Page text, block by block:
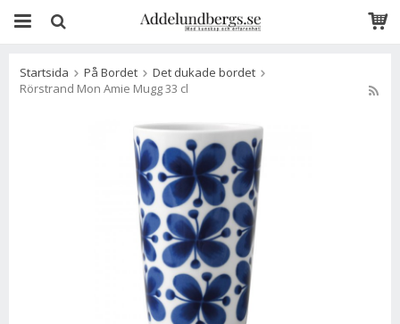
Startsida På Bordet
Det dukade bordet
Rörstrand Mon Amie Mugg 33 cl